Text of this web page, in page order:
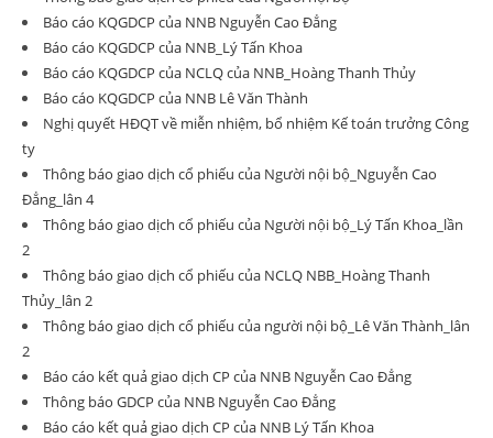
Báo cáo KQGDCP của NNB Nguyễn Cao Đẳng
Báo cáo KQGDCP của NNB_Lý Tấn Khoa
Báo cáo KQGDCP của NCLQ của NNB_Hoàng Thanh Thủy
Báo cáo KQGDCP của NNB Lê Văn Thành
Nghị quyết HĐQT về miễn nhiệm, bổ nhiệm Kế toán trưởng Công
ty
Thông báo giao dịch cổ phiếu của Người nội bộ_Nguyễn Cao
Đẳng_lân 4
Thông báo giao dịch cổ phiếu của Người nội bộ_Lý Tấn Khoa_lần
2
Thông báo giao dịch cổ phiếu của NCLQ NBB_Hoàng Thanh
Thủy_lân 2
Thông báo giao dịch cổ phiếu của người nội bộ_Lê Văn Thành_lân
2
Báo cáo kết quả giao dịch CP của NNB Nguyễn Cao Đẳng
Thông báo GDCP của NNB Nguyễn Cao Đẳng
Báo cáo kết quả giao dịch CP của NNB Lý Tấn Khoa